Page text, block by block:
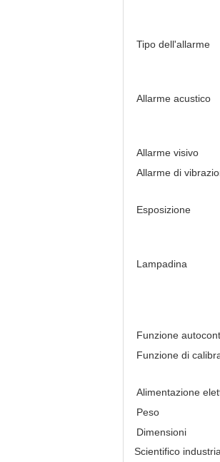
Tipo dell'allarme
Allarme acustico
Allarme visivo
Allarme di
Esposizione
Lampadina
Funzione
Funzione di
Alimentazione
Peso
Dimensioni
Scientifico